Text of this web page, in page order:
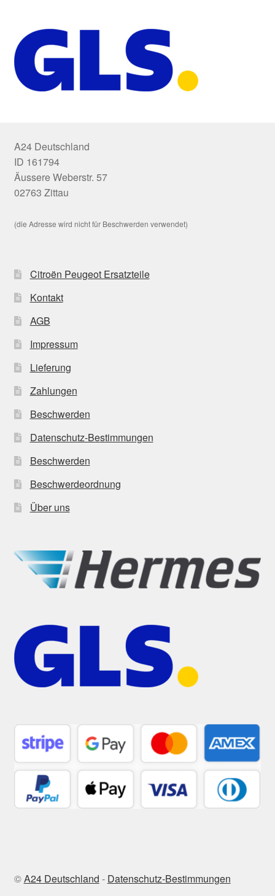
A24 Deutschland
ID 161794
Äussere Weberstr. 57
02763 Zittau
(die Adresse wird nicht für Beschwerden verwendet)
Citroën Peugeot Ersatzteile
Kontakt
AGB
Impressum
Lieferung
Zahlungen
Beschwerden
Datenschutz-Bestimmungen
Beschwerden
Beschwerdeordnung
Über uns
©A24 Deutschland - Datenschutz-Bestimmungen